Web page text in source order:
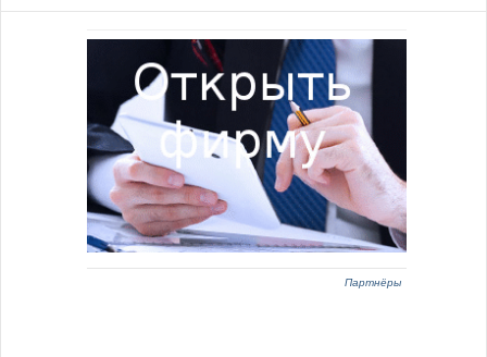
Партнёры